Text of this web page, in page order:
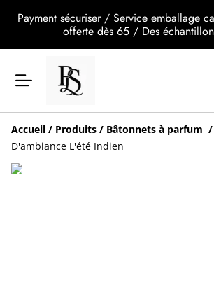
Payment sécuriser / Service emballage
offerte dès 65 / Des
Accueil / Produits / Bâtonnets à parfum /
D'ambiance L'été Indien